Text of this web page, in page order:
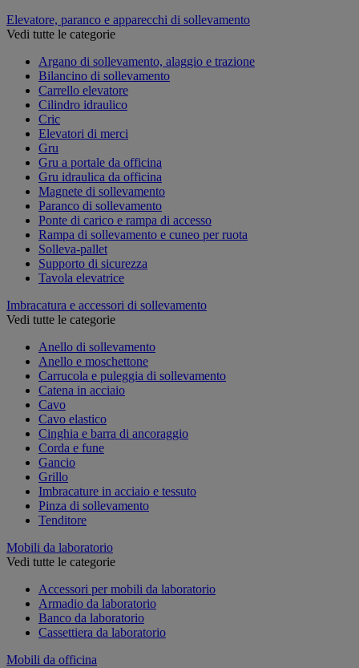
Elevatore, paranco e apparecchi di sollevamento
Vedi tutte le categorie
Argano di sollevamento, alaggio e trazione
Bilancino di sollevamento
Carrello elevatore
Cilindro idraulico
Cric
Elevatori di merci
Gru
Gru a portale da officina
Gru idraulica da officina
Magnete di sollevamento
Paranco di sollevamento
Ponte di carico e rampa di accesso
Rampa di sollevamento e cuneo per ruota
Solleva-pallet
Supporto di sicurezza
Tavola elevatrice
Imbracatura e accessori di sollevamento
Vedi tutte le categorie
Anello di sollevamento
Anello e moschettone
Carrucola e puleggia di sollevamento
Catena in acciaio
Cavo
Cavo elastico
Cinghia e barra di ancoraggio
Corda e fune
Gancio
Grillo
Imbracature in acciaio e tessuto
Pinza di sollevamento
Tenditore
Mobili da laboratorio
Vedi tutte le categorie
Accessori per mobili da laboratorio
Armadio da laboratorio
Banco da laboratorio
Cassettiera da laboratorio
Mobili da officina